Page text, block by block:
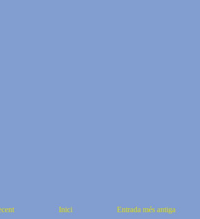
Entrada més antiga
Inici